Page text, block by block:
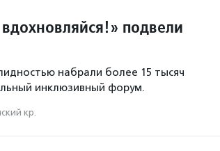
подвели
набрали более 15 тысяч
инклюзивный форум.
кр.